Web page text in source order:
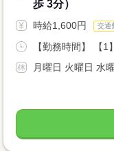
歩 3分）
時給1,600円 交通
【勤務時間】 【
月曜日 火曜日 水